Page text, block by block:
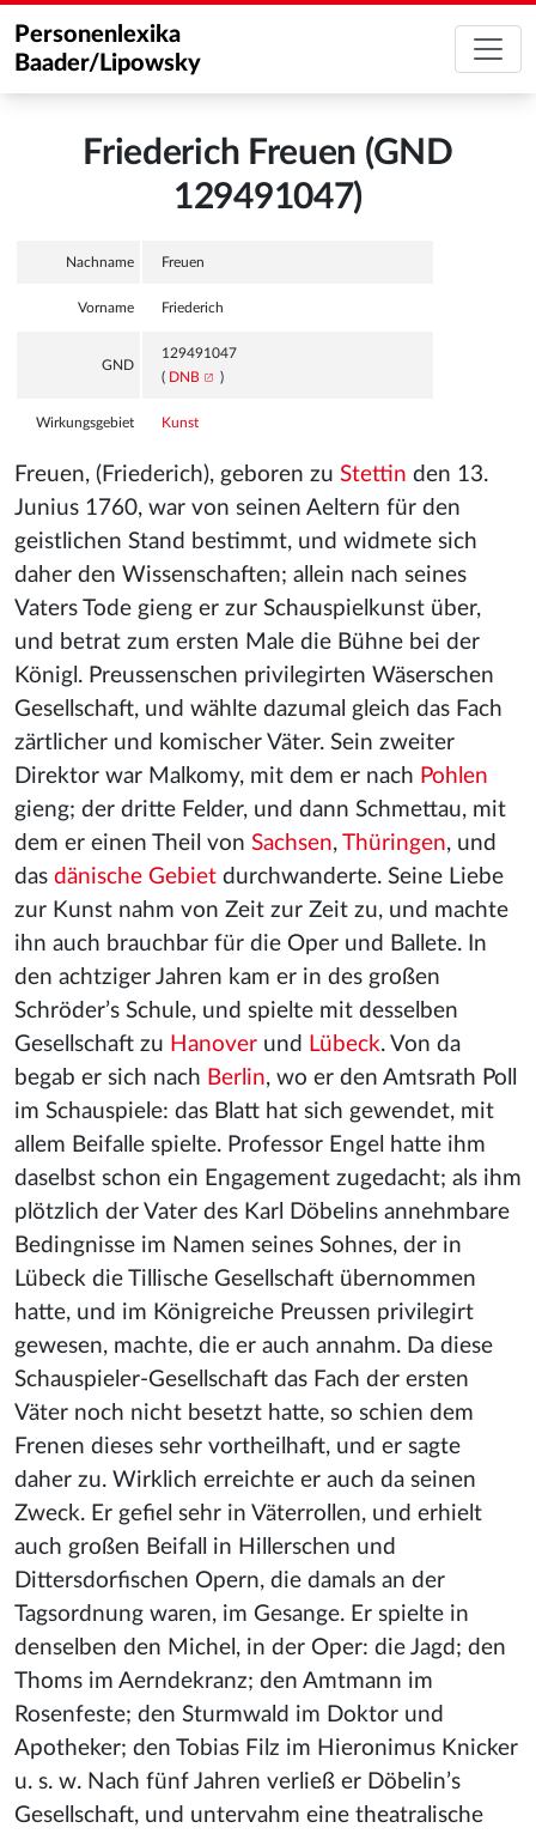
Personenlexika
Baader/Lipowsky
Friederich Freuen (GND
129491047)
Nachname Freuen
Vorname Friederich
GND
129491047
( DNB )
Wirkungsgebiet Kunst
Freuen, (Friederich), geboren zu Stettin den 13.
Junius 1760, war von seinen Aeltern für den
geistlichen Stand bestimmt, und widmete sich
daher den Wissenschaften; allein nach seines
Vaters Tode gieng er zur Schauspielkunst über,
und betrat zum ersten Male die Bühne bei der
Königl. Preussenschen privilegirten Wäserschen
Gesellschaft, und wählte dazumal gleich das Fach
zärtlicher und komischer Väter. Sein zweiter
Direktor war Malkomy, mit dem er nach Pohlen
gieng; der dritte Felder, und dann Schmettau, mit
dem er einen Theil von Sachsen, Thüringen, und
das dänische Gebiet durchwanderte. Seine Liebe
zur Kunst nahm von Zeit zur Zeit zu, und machte
ihn auch brauchbar für die Oper und Ballete. In
den achtziger Jahren kam er in des großen
Schröder’s Schule, und spielte mit desselben
Gesellschaft zu Hanover und Lübeck. Von da
begab er sich nach Berlin, wo er den Amtsrath Poll
im Schauspiele: das Blatt hat sich gewendet, mit
allem Beifalle spielte. Professor Engel hatte ihm
daselbst schon ein Engagement zugedacht; als ihm
plötzlich der Vater des Karl Döbelins annehmbare
Bedingnisse im Namen seines Sohnes, der in
Lübeck die Tillische Gesellschaft übernommen
hatte, und im Königreiche Preussen privilegirt
gewesen, machte, die er auch annahm. Da diese
Schauspieler-Gesellschaft das Fach der ersten
Väter noch nicht besetzt hatte, so schien dem
Frenen dieses sehr vortheilhaft, und er sagte
daher zu. Wirklich erreichte er auch da seinen
Zweck. Er gefiel sehr in Väterrollen, und erhielt
auch großen Beifall in Hillerschen und
Dittersdorfischen Opern, die damals an der
Tagsordnung waren, im Gesange. Er spielte in
denselben den Michel, in der Oper: die Jagd; den
Thoms im Aerndekranz; den Amtmann im
Rosenfeste; den Sturmwald im Doktor und
Apotheker; den Tobias Filz im Hieronimus Knicker
u. s. w. Nach fünf Jahren verließ er Döbelin’s
Gesellschaft, und untervahm eine theatralische